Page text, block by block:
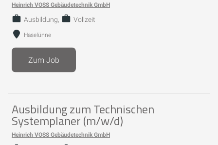
Heinrich VOSS Gebäudetechnik GmbH
Ausbildung Vollzeit
Haselünne
Zum Job
Ausbildung zum Technischen
Systemplaner (m/w/d)
Heinrich VOSS Gebäudetechnik GmbH